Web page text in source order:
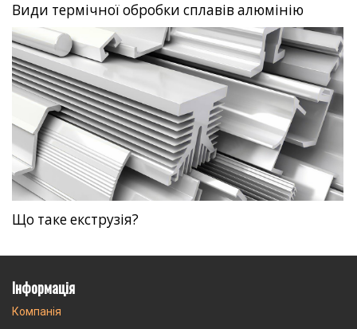
Види термічної обробки сплавів алюмінію
Що таке екструзія?
Інформація
Компанія